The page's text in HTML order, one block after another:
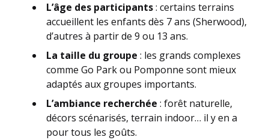
L’âge des participants: certains terrains
accueillent les enfants dès 7 ans (Sherwood),
d’autres à partir de 9 ou 13 ans.
La taille du groupe : les grands complexes
comme Go Park ou Pomponne sont mieux
adaptés aux groupes importants.
L’ambiance recherchée : forêt naturelle,
décors scénarisés, terrain indoor… il y en a
pour tous les goûts.